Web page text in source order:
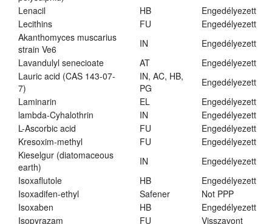
Lenacil
HB
Engedélyezett
Lecithins
FU
Engedélyezett
Akanthomyces muscarius
strain Ve6
IN
Engedélyezett
Lavandulyl senecioate
AT
Engedélyezett
Lauric acid (CAS 143-07-
7)
IN, AC, HB,
PG
Engedélyezett
Laminarin
EL
Engedélyezett
lambda-Cyhalothrin
IN
Engedélyezett
L-Ascorbic acid
FU
Engedélyezett
Kresoxim-methyl
FU
Engedélyezett
Kieselgur (diatomaceous
earth)
IN
Engedélyezett
Isoxaflutole
HB
Engedélyezett
Isoxadifen-ethyl
Safener
Not PPP
Isoxaben
HB
Engedélyezett
Isopyrazam
FU
Visszavont